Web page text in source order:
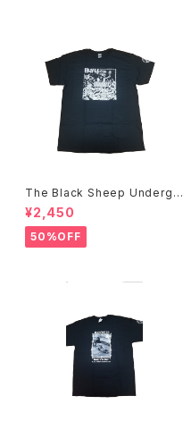
The Black Sheep Undergr
ound Bobby Brown アートT
シャツ
¥2,450
50%OFF